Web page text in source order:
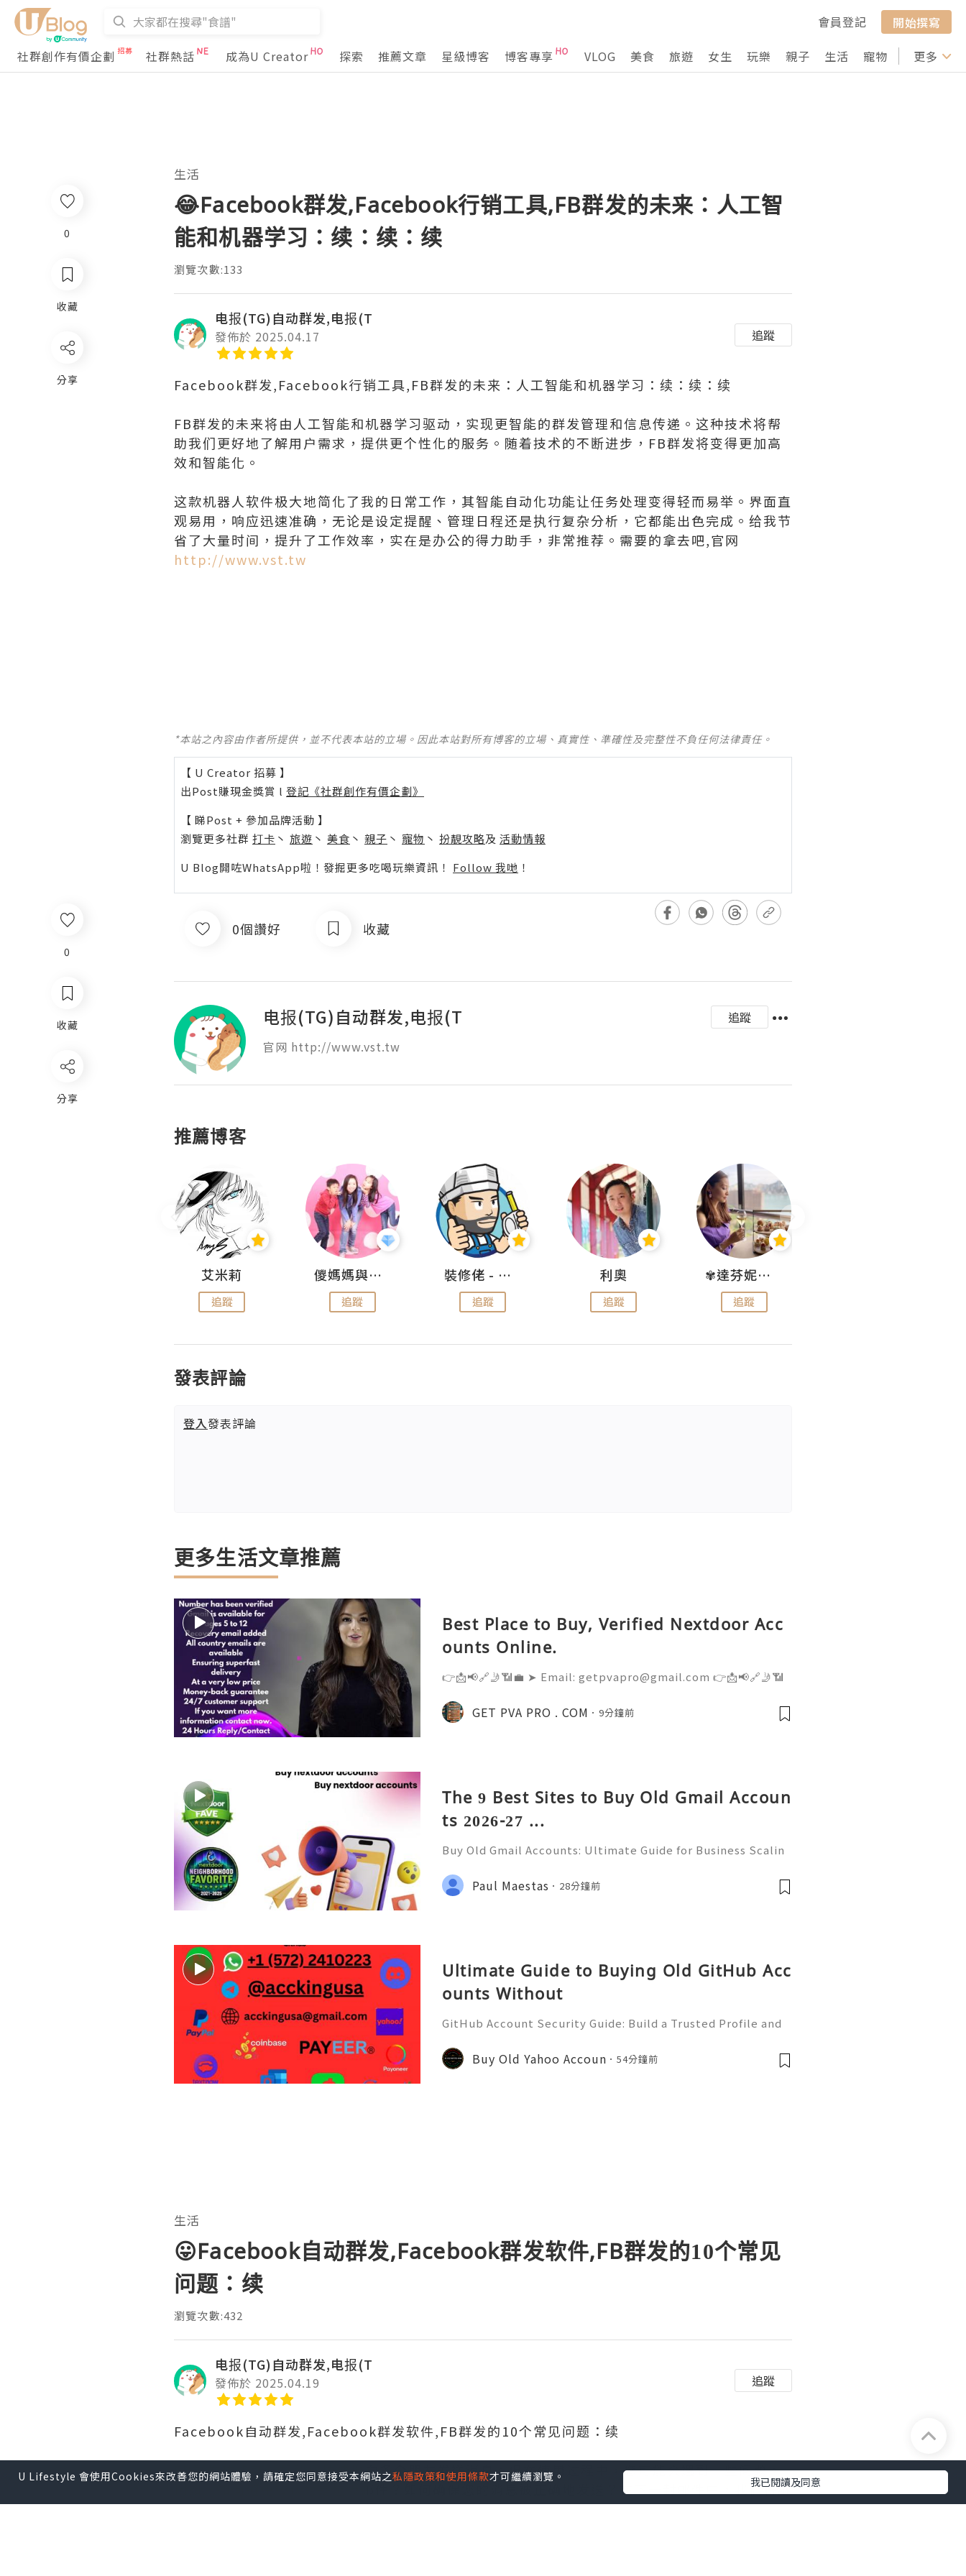
U Lifestyle 會使用Cookies來改善您的網站體驗，請確定您同意接受本網站之私隱政策和使用條款才可繼續瀏覽。 我已閱讀及同意
會員登記
開始撰寫
社群創作有價企劃
社群熱話 成為U Creator 探索 推薦文章 星級博客 博客專享 VLOG 美食 旅遊 女生 玩樂 親子 生活 寵物 行山 打卡
更多
0
收藏
分享
生活
😂Facebook群发,Facebook行销工具,FB群发的未来：人工智
能和机器学习：续：续：续
瀏覽次數:133
电报(TG)自动群发,电报(T
發佈於 2025.04.17 追蹤
Facebook群发,Facebook行销工具,FB群发的未来：人工智能和机器学习：续：续：续
FB群发的未来将由人工智能和机器学习驱动，实现更智能的群发管理和信息传递。这种技术将帮
助我们更好地了解用户需求，提供更个性化的服务。随着技术的不断进步，FB群发将变得更加高
效和智能化。
这款机器人软件极大地简化了我的日常工作，其智能自动化功能让任务处理变得轻而易举。界面直
观易用，响应迅速准确，无论是设定提醒、管理日程还是执行复杂分析，它都能出色完成。给我节
省了大量时间，提升了工作效率，实在是办公的得力助手，非常推荐。需要的拿去吧,官网
http://www.vst.tw
*本站之內容由作者所提供，並不代表本站的立場。因此本站對所有博客的立場、真實性、準確性及完整性不負任何法律責任。
【 U Creator 招募 】
出Post賺現金獎賞 l 登記《社群創作有價企劃》
【 睇Post + 參加品牌活動 】
瀏覽更多社群 打卡 丶 旅遊 丶 美食 丶 親子 丶 寵物 丶 扮靚攻略及 活動情報
U Blog開咗WhatsApp啦！發掘更多吃喝玩樂資訊！ Follow 我哋 ！
0個讚好 收藏
电报(TG)自动群发,电报(T
追蹤
官网 http://www.vst.tw
推薦博客
艾米莉
追蹤
儍媽媽與兩隻小魔怪之家
追蹤
裝修佬 - 香港一站式網上裝修平台
追蹤
利奧
追蹤
✾達芬妮•愛孩子•愛生活✾
追蹤
發表評論
登入發表評論
更多生活文章推薦
Best Place to Buy, Verified Nextdoor Acc
ounts Online.
👉📩📢🔗🤳📶💼 ➤ Email: getpvapro@gmail.com 👉📩📢🔗🤳📶
@Getpvapro 👉📩📢🔗🤳📶💼 ➤ Website: getpvapro.com Buy
Verified Nextdoor Accounts – Premium Quality at Getpvapr
GET PVA PRO . COM 9分鐘前
The 9 Best Sites to Buy Old Gmail Accoun
ts 2026-27 ...
Buy Old Gmail Accounts: Ultimate Guide for Business Scalin
hatsApp: +1(352)270-0568 ➤ Email: usagoodservicesit@gmai
l.co Meta Description: Looking
Paul Maestas 28分鐘前
Ultimate Guide to Buying Old GitHub Acc
ounts Without
GitHub Account Security Guide: Build a Trusted Profile and
d's leading platforms for software development and collabo
ration. Millions of develo
Buy Old Yahoo Accoun 54分鐘前
0
收藏
分享
生活
😛Facebook自动群发,Facebook群发软件,FB群发的10个常见
问题：续
瀏覽次數:432
电报(TG)自动群发,电报(T
發佈於 2025.04.19 追蹤
Facebook自动群发,Facebook群发软件,FB群发的10个常见问题：续
FB群发功能可以帮助您快速地向多个朋友发送消息。但在使用过程中，您可能会遇到一些问题。
例如，如何避免被认为是垃圾邮件？如何确保您的消息被正确地发送？在下一封邮件中，我们将继
续讨论FB群发的常见问题，并提供一些实用的解决方案。